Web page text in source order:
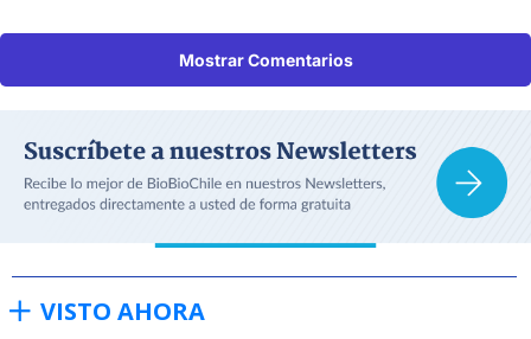
Mostrar Comentarios
VISTO AHORA